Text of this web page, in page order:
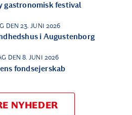
gastronomisk festival
DEN 23. JUNI 2026
i Augustenborg
DEN 8. JUNI 2026
fondsejerskab
NYHEDER